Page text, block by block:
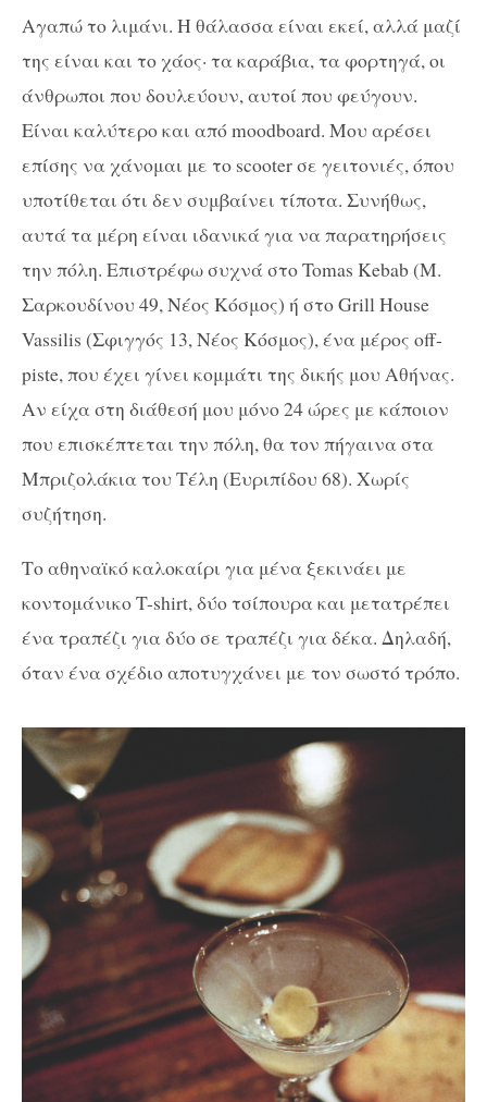
Αγαπώ το λιμάνι. Η θάλασσα είναι εκεί, αλλά μαζί
της είναι και το χάος· τα καράβια, τα φορτηγά, οι
άνθρωποι που δουλεύουν, αυτοί που φεύγουν.
Είναι καλύτερο και από moodboard. Μου αρέσει
επίσης να χάνομαι με το scooter σε γειτονιές, όπου
υποτίθεται ότι δεν συμβαίνει τίποτα. Συνήθως,
αυτά τα μέρη είναι ιδανικά για να παρατηρήσεις
την πόλη. Επιστρέφω συχνά στο Tomas Kebab (Μ.
Σαρκουδίνου 49, Νέος Κόσμος) ή στο Grill House
Vassilis (Σφιγγός 13, Νέος Κόσμος), ένα μέρος off-
piste, που έχει γίνει κομμάτι της δικής μου Αθήνας.
Αν είχα στη διάθεσή μου μόνο 24 ώρες με κάποιον
που επισκέπτεται την πόλη, θα τον πήγαινα στα
Μπριζολάκια του Τέλη (Ευριπίδου 68). Χωρίς
συζήτηση.
Το αθηναϊκό καλοκαίρι για μένα ξεκινάει με
κοντομάνικο T-shirt, δύο τσίπουρα και μετατρέπει
ένα τραπέζι για δύο σε τραπέζι για δέκα. Δηλαδή,
όταν ένα σχέδιο αποτυγχάνει με τον σωστό τρόπο.